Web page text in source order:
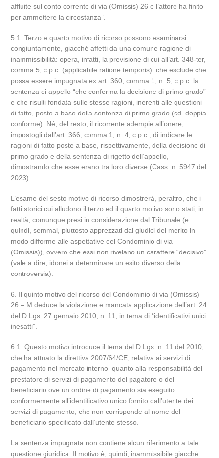
affluite sul conto corrente di via (Omissis) 26 e l’attore ha finito
per ammettere la circostanza”.
5.1. Terzo e quarto motivo di ricorso possono esaminarsi
congiuntamente, giacché affetti da una comune ragione di
inammissibilità: opera, infatti, la previsione di cui all’art. 348-ter,
comma 5, c.p.c. (applicabile ratione temporis), che esclude che
possa essere impugnata ex art. 360, comma 1, n. 5, c.p.c. la
sentenza di appello “che conferma la decisione di primo grado”
e che risulti fondata sulle stesse ragioni, inerenti alle questioni
di fatto, poste a base della sentenza di primo grado (cd. doppia
conforme). Né, del resto, il ricorrente adempie all’onere,
impostogli dall’art. 366, comma 1, n. 4, c.p.c., di indicare le
ragioni di fatto poste a base, rispettivamente, della decisione di
primo grado e della sentenza di rigetto dell’appello,
dimostrando che esse erano tra loro diverse (Cass. n. 5947 del
2023).
L’esame del sesto motivo di ricorso dimostrerà, peraltro, che i
fatti storici cui alludono il terzo ed il quarto motivo sono stati, in
realtà, comunque presi in considerazione dal Tribunale (e
quindi, semmai, piuttosto apprezzati dai giudici del merito in
modo difforme alle aspettative del Condominio di via
(Omissis)), ovvero che essi non rivelano un carattere “decisivo”
(vale a dire, idonei a determinare un esito diverso della
controversia).
6. Il quinto motivo del ricorso del Condominio di via (Omissis)
26 – M deduce la violazione e mancata applicazione dell’art. 24
del D.Lgs. 27 gennaio 2010, n. 11, in tema di “identificativi unici
inesatti”.
6.1. Questo motivo introduce il tema del D.Lgs. n. 11 del 2010,
che ha attuato la direttiva 2007/64/CE, relativa ai servizi di
pagamento nel mercato interno, quanto alla responsabilità del
prestatore di servizi di pagamento del pagatore o del
beneficiario ove un ordine di pagamento sia eseguito
conformemente all’identificativo unico fornito dall’utente dei
servizi di pagamento, che non corrisponde al nome del
beneficiario specificato dall’utente stesso.
La sentenza impugnata non contiene alcun riferimento a tale
questione giuridica. Il motivo è, quindi, inammissibile giacché